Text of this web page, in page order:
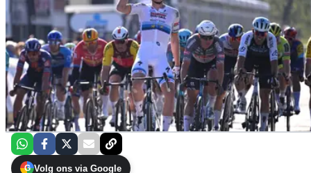
G Volg ons via Google